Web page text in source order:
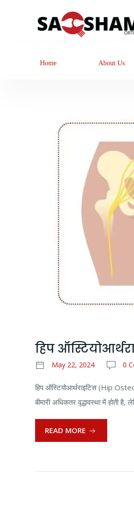
Home About Us
हिप
May 22, 2024 0
हिप ऑस्टियोआर्थराइटिस (Hip
बीमारी अधिकतर वृद्धावस्था में होती
READ MORE